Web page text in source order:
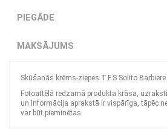
PIEGĀDE
MAKSĀJUMS
Skūšanās krēms-ziepes T.F.S Solito Barbiere
Fotoattēlā redzamā produkta krāsa,
un informācija aprakstā ir vispārīga, tāpēc
var būt pieminētas.